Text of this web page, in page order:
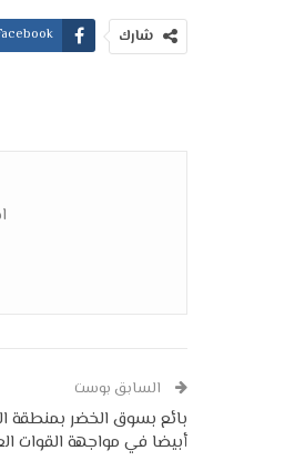
شارك
السابق بوست
بائع بسوق الخضر بمنطقة
أبيضا في مواجهة القوات